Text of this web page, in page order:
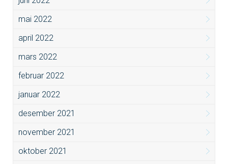
mai 2022
april 2022
mars 2022
februar 2022
januar 2022
desember 2021
november 2021
oktober 2021